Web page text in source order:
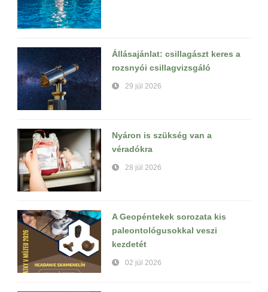
Állásajánlat: csillagászt keres a
rozsnyói csillagvizsgáló
29 júl 2026
Nyáron is szükség van a
véradókra
28 júl 2026
A Geopéntekek sorozata kis
paleontológusokkal veszi
kezdetét
02 júl 2026